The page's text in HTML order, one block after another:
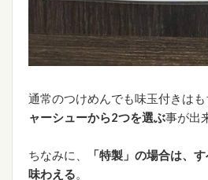
通常のつけめんでも味玉付きは
ャーシューから2つを選ぶ事が出
ちなみに、
「特製」の場合は、
味わえる。